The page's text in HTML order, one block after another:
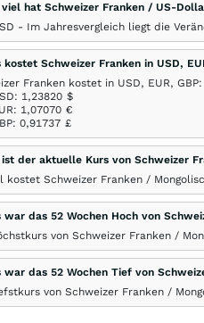
hat Schweizer Franken / US-
- Im Jahresvergleich liegt die
kostet Schweizer Franken in USD,
Franken kostet in USD, EUR, GBP:
1,23820 $
1,07070 €
0,91737 £
ist der aktuelle Kurs von Schweizer
kostet Schweizer Franken /
war das 52 Wochen Hoch von
von Schweizer Franken /
war das 52 Wochen Tief von
von Schweizer Franken /